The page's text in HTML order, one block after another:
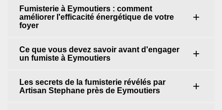
Fumisterie à Eymoutiers : comment
améliorer l'efficacité énergétique de votre
foyer
Ce que vous devez savoir avant d'engager
un fumiste à Eymoutiers
Les secrets de la fumisterie révélés par
Artisan Stephane près de Eymoutiers